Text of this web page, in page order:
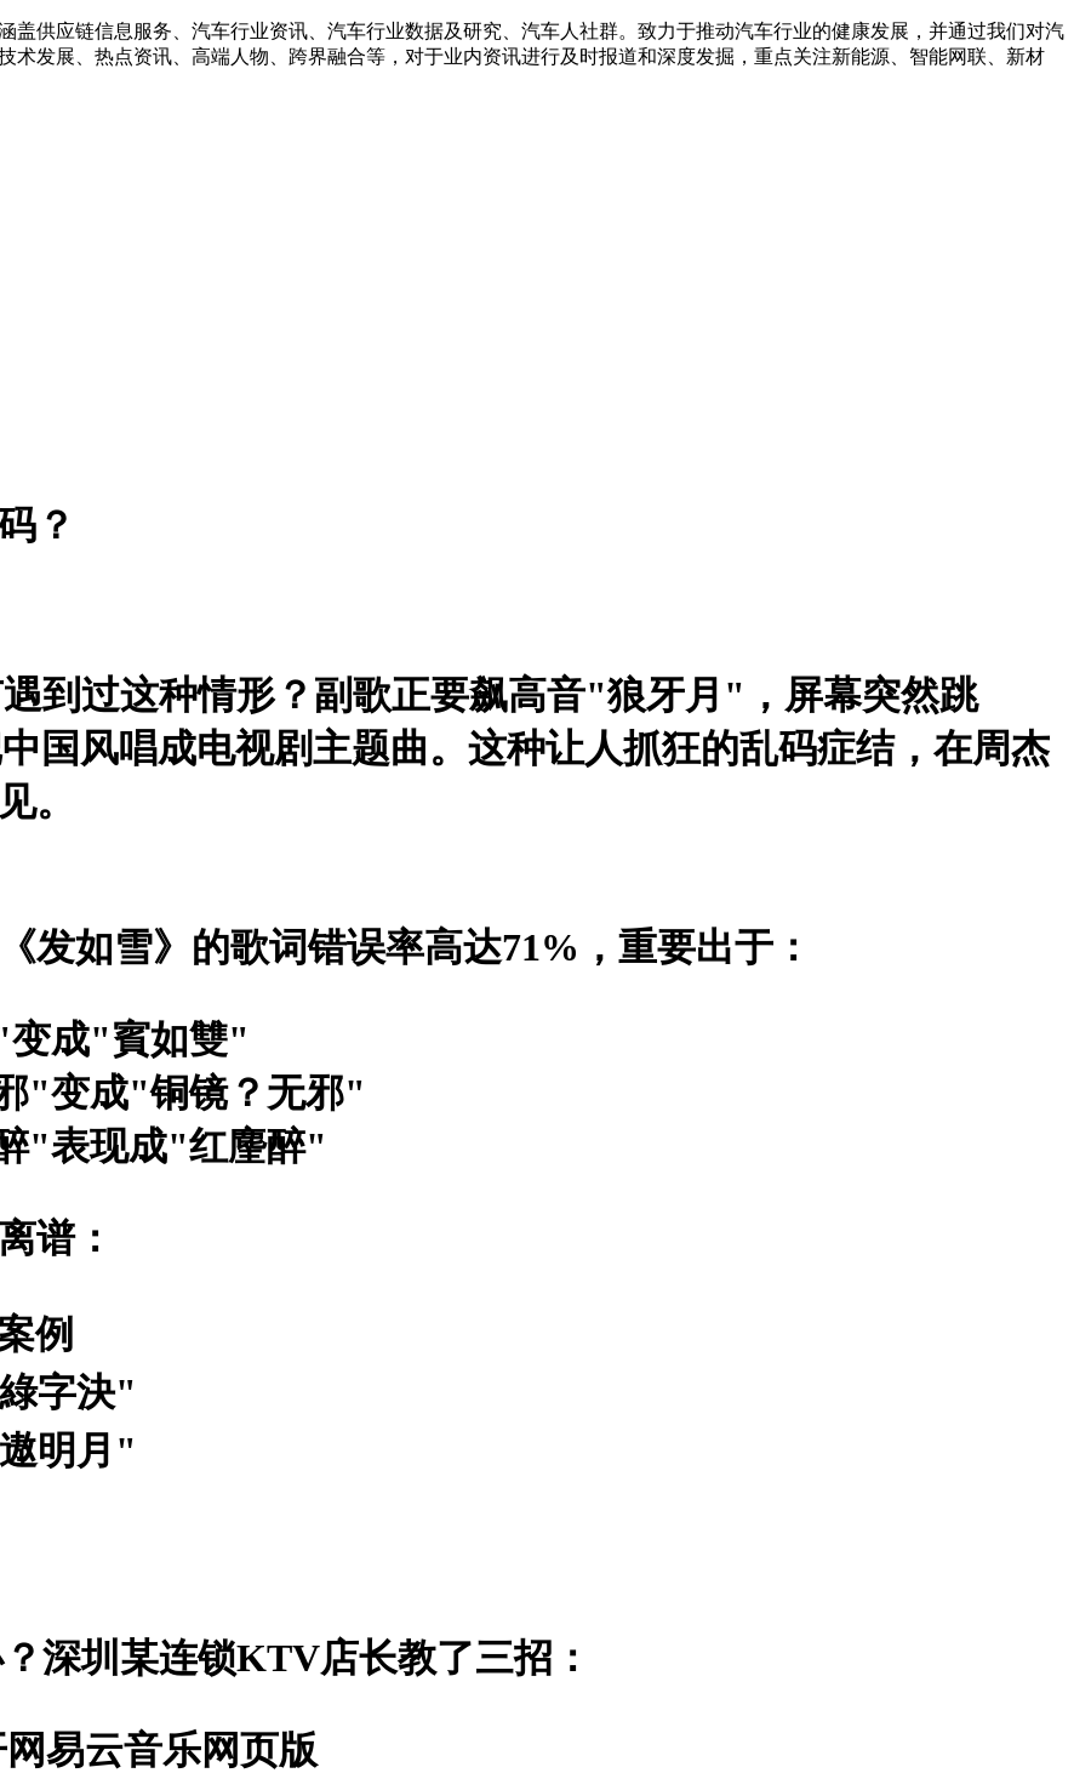
盖供应链信息服务、汽车行业资讯、汽车行业数据及研究、汽车人社群。致力于推动汽车行业的健康发展，并通过我们对汽
术发展、热点资讯、高端人物、跨界融合等，对于业内资讯进行及时报道和深度发掘，重点关注新能源、智能网联、新材
？
到过这种情形？副歌正要飙高音"狼牙月"，屏幕突然跳
国风唱成电视剧主题曲。这种让人抓狂的乱码症结，在周杰
。
发如雪》的歌词错误率高达71%，重要出于：
变成"賓如雙"
"变成"铜镜？无邪"
"表现成"红麈醉"
谱：
例
字決"
明月"
深圳某连锁KTV店长教了三招：
易云音乐网页版